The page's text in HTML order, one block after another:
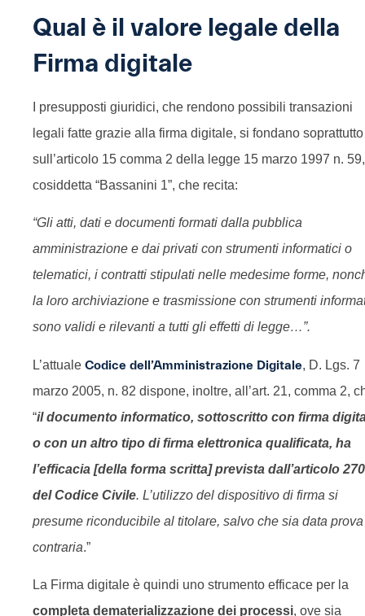
Qual è il valore legale della
Firma digitale
I presupposti giuridici, che rendono possibili transazioni
legali fatte grazie alla firma digitale, si fondano soprattutto
sull’articolo 15 comma 2 della legge 15 marzo 1997 n.
cosiddetta “Bassanini 1”, che recita:
“Gli atti, dati e documenti formati dalla pubblica
amministrazione e dai privati con strumenti informatici o
telematici, i contratti stipulati nelle medesime forme,
la loro archiviazione e trasmissione con strumenti
sono validi e rilevanti a tutti gli effetti di legge…”.
L’attuale Codice dell’Amministrazione Digitale, D. Lgs. 7
marzo 2005, n. 82 dispone, inoltre, all’art. 21, comma 2,
“il documento informatico, sottoscritto con firma
o con un altro tipo di firma elettronica qualificata, ha
l’efficacia [della forma scritta] prevista dall’articolo
del Codice Civile. L’utilizzo del dispositivo di firma si
presume riconducibile al titolare, salvo che sia data prova
contraria.”
La Firma digitale è quindi uno strumento efficace per la
completa dematerializzazione dei processi, ove sia